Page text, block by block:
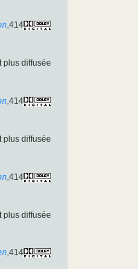
,414
plus diffusée
,414
plus diffusée
,414
plus diffusée
,414